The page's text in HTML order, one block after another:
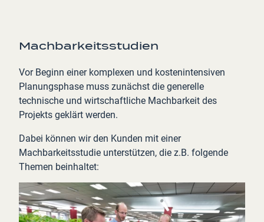
Machbarkeitsstudien
Vor Beginn einer komplexen und kostenintensiven
Planungsphase muss zunächst die generelle
technische und wirtschaftliche Machbarkeit des
Projekts geklärt werden.
Dabei können wir den Kunden mit einer
Machbarkeitsstudie unterstützen, die z.B. folgende
Themen beinhaltet: